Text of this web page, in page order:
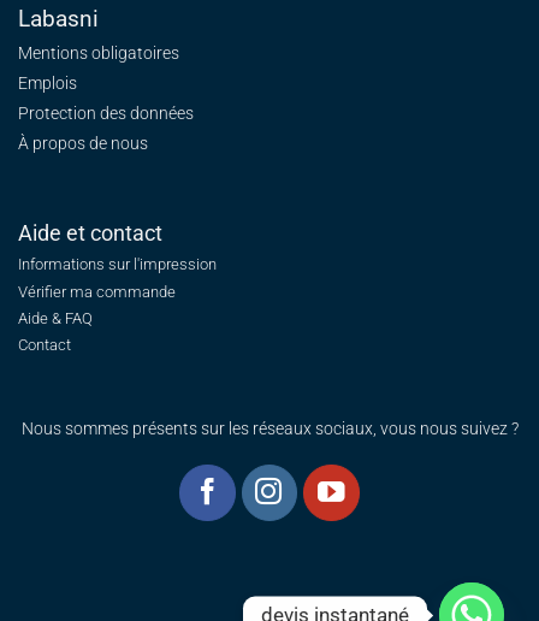
Labasni
Mentions obligatoires
Emplois
Protection des données
À propos de nous
Aide et contact
Informations sur l'impression
Vérifier ma commande
Aide & FAQ
Contact
Nous sommes présents sur les réseaux sociaux, vous nous suivez ?
devis instantané